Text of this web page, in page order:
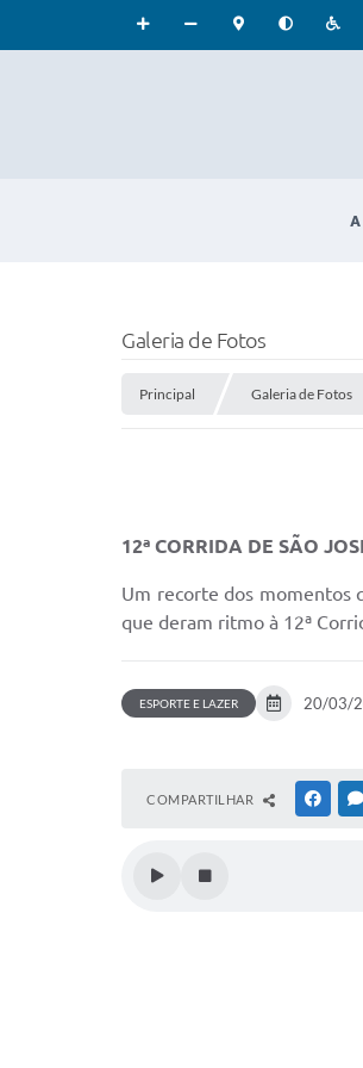
Galeria de Fotos
Principal Galeria de Fotos
12ª CORRIDA DE SÃO
Um recorte dos momentos
que deram ritmo à 12ª
ESPORTE E LAZER 20/03/
COMPARTILHAR